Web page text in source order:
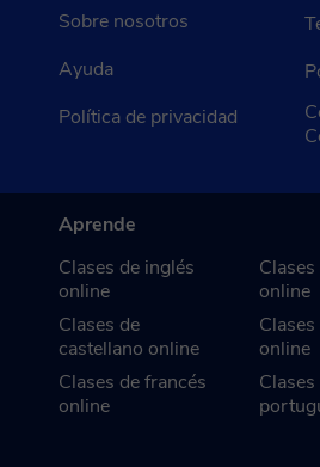
Sobre nosotros
Ayuda
Política de privacidad
Aprende
Clases de inglés
online
Clases de
castellano online
Clases de francés
online
online
online
Clases